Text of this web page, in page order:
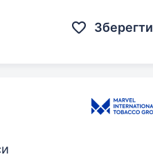
Зберегти